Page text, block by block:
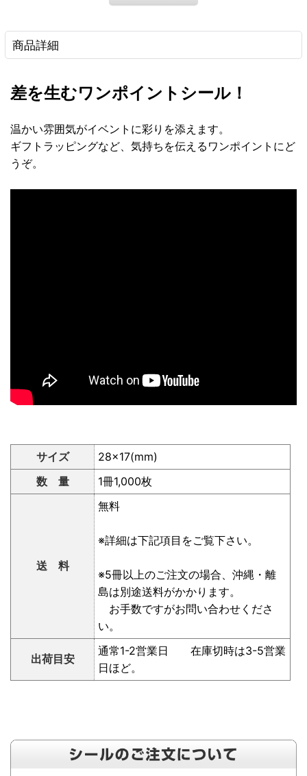
商品詳細
差を生むワンポイントシール！
温かい雰囲気がイベントに彩りを添えます。
ギフトラッピングなど、気持ちを伝えるワンポイントにど
うぞ。
サイズ
28×17(mm)
数 量
1冊1,000枚
送 料
無料
※詳細は下記項目をご覧下さい。
※5冊以上のご注文の場合、沖縄・離
島は別途送料がかかります。
お手数ですがお問い合わせくださ
い。
出荷目安
通常1-2営業日 在庫切時は3-5営業
日ほど。